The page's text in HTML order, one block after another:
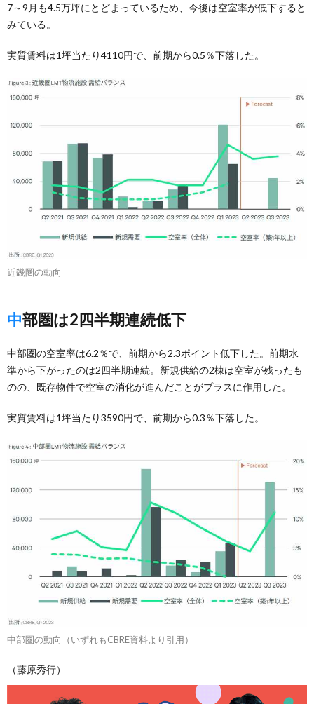
7～9月も4.5万坪にとどまっているため、今後は空室率が低下すると
みている。
実質賃料は1坪当たり4110円で、前期から0.5％下落した。
近畿圏の動向
中部圏は2四半期連続低下
中部圏の空室率は6.2％で、前期から2.3ポイント低下した。前期水
準から下がったのは2四半期連続。新規供給の2棟は空室が残ったも
のの、既存物件で空室の消化が進んだことがプラスに作用した。
実質賃料は1坪当たり3590円で、前期から0.3％下落した。
中部圏の動向（いずれもCBRE資料より引用）
（藤原秀行）